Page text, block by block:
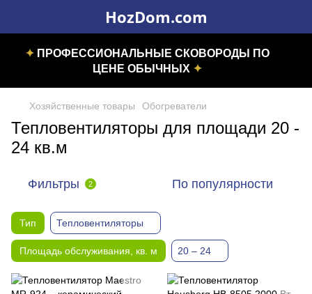
HozDom.com
✦ ПРОФЕССИОНАЛЬНЫЕ СКОВОРОДЫ ПО
ЦЕНЕ ОБЫЧНЫХ ✦
Хозяйственные товары Обогреватели
Тепловентиляторы для площади 20 -
24 кв.м
Фильтры 2 По популярности
Тип Тепловентиляторы
Площадь обслуживания, кв. м 20 – 24